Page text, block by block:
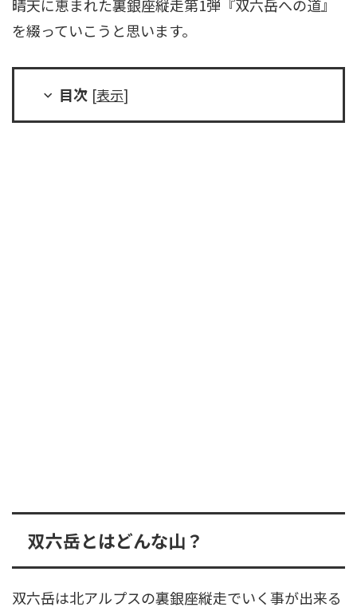
晴天に恵まれた裏銀座縦走第1弾『双六岳への道』
を綴っていこうと思います。
目次 [表示]
双六岳とはどんな山？
双六岳は北アルプスの裏銀座縦走でいく事が出来る